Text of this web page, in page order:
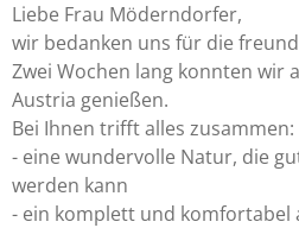
Liebe Frau Möderndorfer,
wir bedanken uns für die
Zwei Wochen lang konnten wir
Austria genießen.
Bei Ihnen trifft alles zusammen:
- eine wundervolle Natur, die
werden kann
- ein komplett und komfortabel